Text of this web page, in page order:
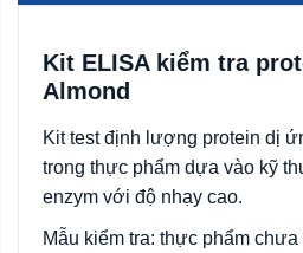
Kit ELISA kiểm tra
Almond
Kit test định lượng protein dị
trong thực phẩm dựa vào kỹ
enzym với độ nhạy cao.
Mẫu kiểm tra: thực phẩm